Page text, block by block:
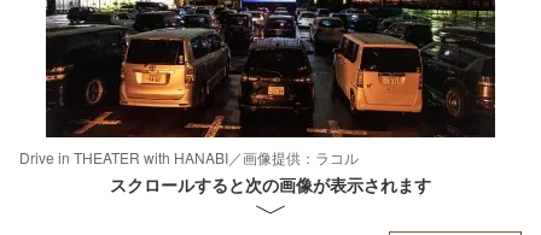
Drive in THEATER with HANABI／画像提供：ラコル
スクロールすると次の画像が表示されます